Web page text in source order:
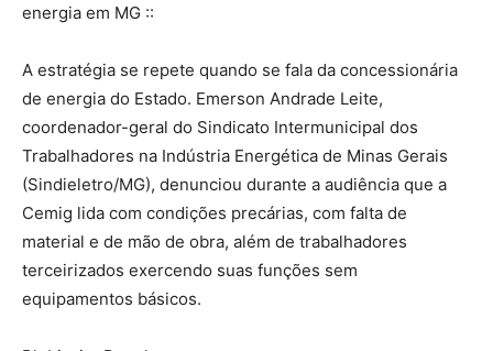
energia em MG ::
A estratégia se repete quando se fala da concessionária
de energia do Estado. Emerson Andrade Leite,
coordenador-geral do Sindicato Intermunicipal dos
Trabalhadores na Indústria Energética de Minas Gerais
(Sindieletro/MG), denunciou durante a audiência que a
Cemig lida com condições precárias, com falta de
material e de mão de obra, além de trabalhadores
terceirizados exercendo suas funções sem
equipamentos básicos.